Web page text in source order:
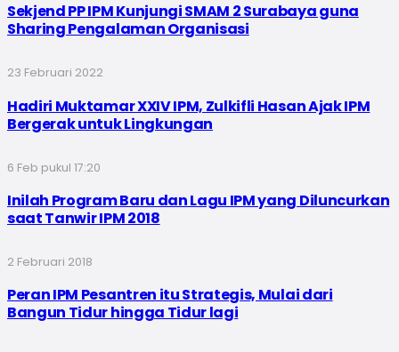
Sekjend PP IPM Kunjungi SMAM 2 Surabaya guna
Sharing Pengalaman Organisasi
23 Februari 2022
Hadiri Muktamar XXIV IPM, Zulkifli Hasan Ajak IPM
Bergerak untuk Lingkungan
6 Feb pukul 17:20
Inilah Program Baru dan Lagu IPM yang Diluncurkan
saat Tanwir IPM 2018
2 Februari 2018
Peran IPM Pesantren itu Strategis, Mulai dari
Bangun Tidur hingga Tidur lagi